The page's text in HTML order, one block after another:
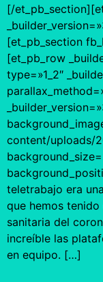
[/
[et_pb_section
[et_pb_row
type=»1_2″
content/uploads/
teletrabajo era
que hemos
sanitaria del
increíble las
en equipo. […]